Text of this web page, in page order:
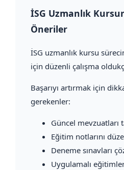
İSG Uzmanlık
Öneriler
İSG uzmanlık kursu
için düzenli çalışma
Başarıyı artırmak için
gerekenler:
Güncel mevzuatları
Eğitim notlarını
Deneme sınavları
Uygulamalı